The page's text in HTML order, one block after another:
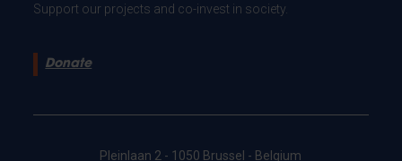
Support our projects and co-invest in society.
Donate
Pleinlaan 2 - 1050 Brussel - Belgium